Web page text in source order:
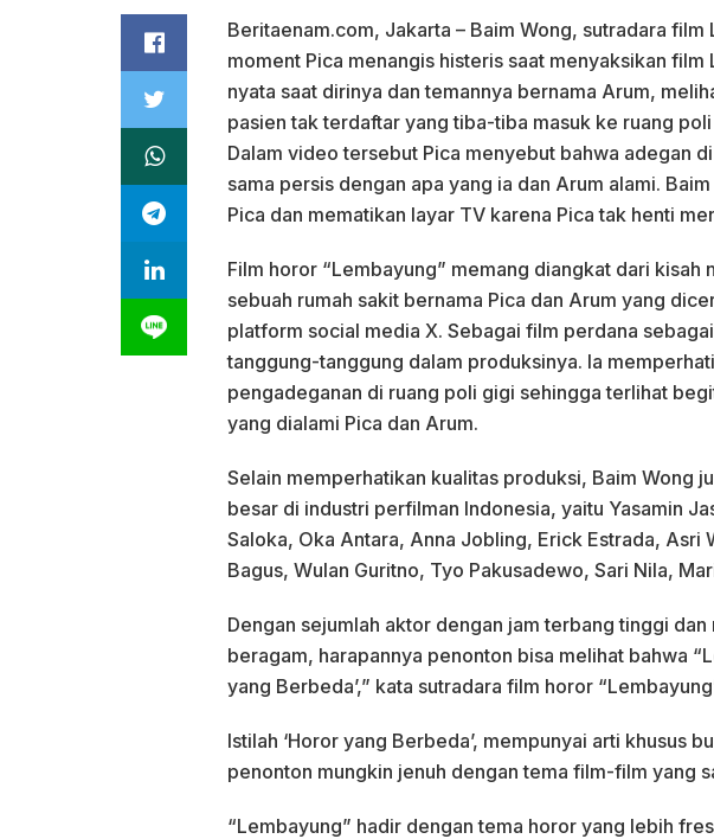
Beritaenam.com, Jakarta – Baim Wong, sutradara
moment Pica menangis histeris saat menyaksikan
nyata saat dirinya dan temannya bernama Arum,
pasien tak terdaftar yang tiba-tiba masuk ke ruang
Dalam video tersebut Pica menyebut bahwa adegan
sama persis dengan apa yang ia dan Arum alami.
Pica dan mematikan layar TV karena Pica tak henti
Film horor “Lembayung” memang diangkat dari kisah
sebuah rumah sakit bernama Pica dan Arum yang
platform social media X. Sebagai film perdana
tanggung-tanggung dalam produksinya. Ia
pengadeganan di ruang poli gigi sehingga terlihat
yang dialami Pica dan Arum.
Selain memperhatikan kualitas produksi, Baim Wong
besar di industri perfilman Indonesia, yaitu Yasamin
Saloka, Oka Antara, Anna Jobling, Erick Estrada, Asri
Bagus, Wulan Guritno, Tyo Pakusadewo, Sari Nila,
Dengan sejumlah aktor dengan jam terbang tinggi
beragam, harapannya penonton bisa melihat bahwa
yang Berbeda’,” kata sutradara film horor
Istilah ‘Horor yang Berbeda’, mempunyai arti khusus
penonton mungkin jenuh dengan tema film-film yang
“Lembayung” hadir dengan tema horor yang lebih